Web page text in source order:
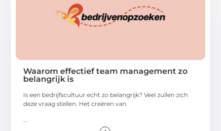
Waarom effectief team management zo
belangrijk is
Is een bedrijfscultuur echt zo belangrijk? Veel zullen zich
deze vraag stellen. Het creëren van
...